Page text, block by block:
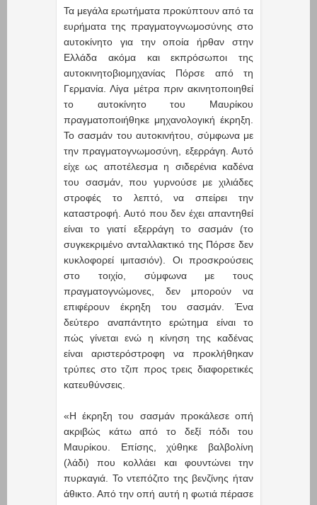
Τα μεγάλα ερωτήματα προκύπτουν από τα
ευρήματα της πραγματογνωμοσύνης στο
αυτοκίνητο για την οποία ήρθαν στην
Ελλάδα ακόμα και εκπρόσωποι της
αυτοκινητοβιομηχανίας Πόρσε από τη
Γερμανία. Λίγα μέτρα πριν ακινητοποιηθεί
το αυτοκίνητο του Μαυρίκου
πραγματοποιήθηκε μηχανολογική έκρηξη.
Το σασμάν του αυτοκινήτου, σύμφωνα με
την πραγματογνωμοσύνη, εξερράγη. Αυτό
είχε ως αποτέλεσμα η σιδερένια καδένα
του σασμάν, που γυρνούσε με χιλιάδες
στροφές το λεπτό, να σπείρει την
καταστροφή. Αυτό που δεν έχει απαντηθεί
είναι το γιατί εξερράγη το σασμάν (το
συγκεκριμένο ανταλλακτικό της Πόρσε δεν
κυκλοφορεί ιμιτασιόν). Οι προσκρούσεις
στο τοιχίο, σύμφωνα με τους
πραγματογνώμονες, δεν μπορούν να
επιφέρουν έκρηξη του σασμάν. Ένα
δεύτερο αναπάντητο ερώτημα είναι το
πώς γίνεται ενώ η κίνηση της καδένας
είναι αριστερόστροφη να προκλήθηκαν
τρύπες στο τζιπ προς τρεις διαφορετικές
κατευθύνσεις.
«Η έκρηξη του σασμάν προκάλεσε οπή
ακριβώς κάτω από το δεξί πόδι του
Μαυρίκου. Επίσης, χύθηκε βαλβολίνη
(λάδι) που κολλάει και φουντώνει την
πυρκαγιά. Το ντεπόζιτο της βενζίνης ήταν
άθικτο. Από την οπή αυτή η φωτιά πέρασε